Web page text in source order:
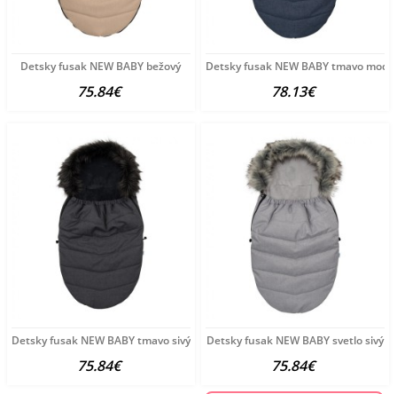
Detsky fusak NEW BABY bežový
75.84€
Detsky fusak NEW BABY tmavo modrý
78.13€
Detsky fusak NEW BABY tmavo sivý
75.84€
Detsky fusak NEW BABY svetlo sivý
75.84€